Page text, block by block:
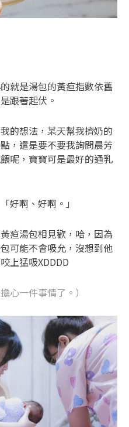
就是湯包的黃疸指數依舊
跟著起伏。
的想法，某天幫我擠奶的
，還是要不要我詢問晨芳
呢，寶寶可是最好的通乳
好啊、好啊。」
疸湯包相見歡，哈，因為
可能不會吸允，沒想到他
上猛吸XDDDD
心一件事情了。）